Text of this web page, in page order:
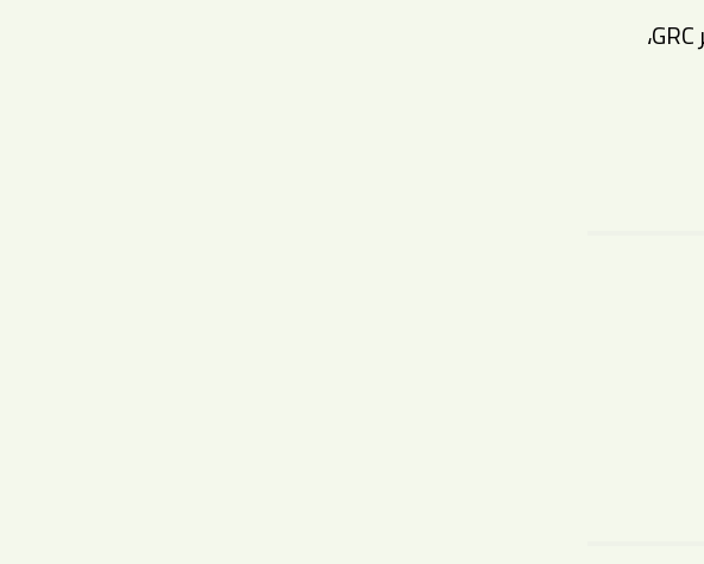
✅ إلمام بالمهارات المرتبطة بالمسمى (التخطيط المالي، إدارة العلامة التجارية، أطر GRC،